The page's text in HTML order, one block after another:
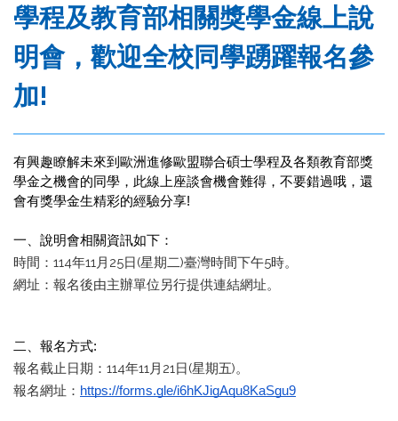
學程及教育部相關獎學金線上說
明會，歡迎全校同學踴躍報名參
加!
有興趣瞭解未來到歐洲進修歐盟聯合碩士學程及各類教育部獎
學金之機會的同學，此線上座談會機會難得，不要錯過哦，還
會有獎學金生精彩的經驗分享!
一、說明會相關資訊如下：
時間：114年11月25日(星期二)臺灣時間下午5時。
網址：報名後由主辦單位另行提供連結網址。
二、報名方式:
報名截止日期：114年11月21日(星期五)。
報名網址： https://forms.gle/i6hKJigAqu8KaSgu9